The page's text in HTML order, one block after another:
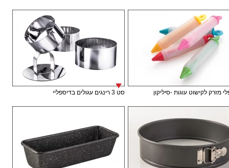
מזרק לקישוט עוגות -סיליקון סט 3 רינגים עגולים בדיספליי